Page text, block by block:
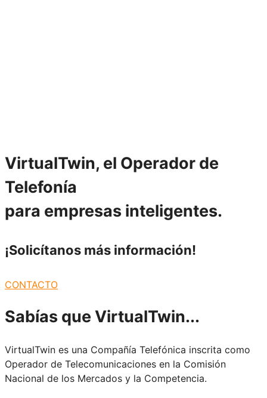
VirtualTwin, el Operador de
Telefonía
para empresas inteligentes.
¡Solicítanos más información!
CONTACTO
Sabías que VirtualTwin...
VirtualTwin es una Compañía Telefónica inscrita como
Operador de Telecomunicaciones en la Comisión
Nacional de los Mercados y la Competencia.